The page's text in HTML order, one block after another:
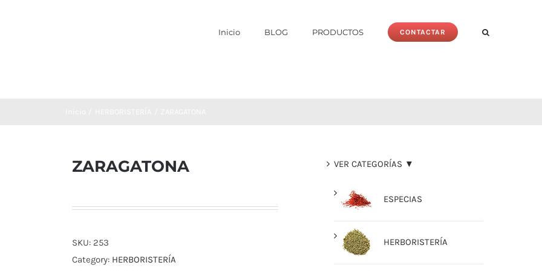
Inicio BLOG PRODUCTOS CONTACTAR
ZARAGATONA
SKU: 253
Category: HERBORISTERÍA
VER CATEGORÍAS ▼
ESPECIAS
HERBORISTERÍA